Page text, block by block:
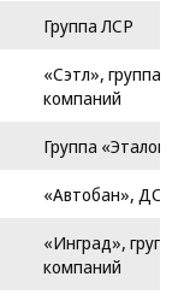
Группа ЛСР
«Сэтл», группа
компаний
Группа «Эталон»
«Автобан», ДСК
«Инград», группа
компаний